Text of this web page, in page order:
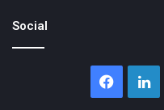
Social